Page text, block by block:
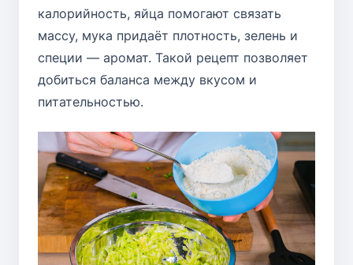
калорийность, яйца помогают связать
массу, мука придаёт плотность, зелень и
специи — аромат. Такой рецепт позволяет
добиться баланса между вкусом и
питательностью.